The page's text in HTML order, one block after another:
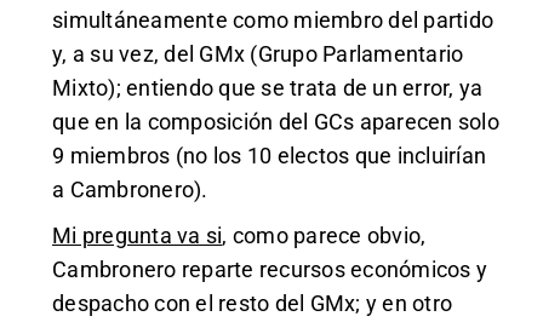
simultáneamente como miembro del partido
y, a su vez, del GMx (Grupo Parlamentario
Mixto); entiendo que se trata de un error, ya
que en la composición del GCs aparecen solo
9 miembros (no los 10 electos que incluirían
a Cambronero).
Mi pregunta va si, como parece obvio,
Cambronero reparte recursos económicos y
despacho con el resto del GMx; y en otro